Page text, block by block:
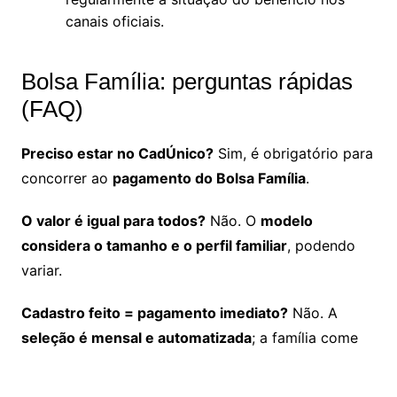
canais oficiais.
Bolsa Família: perguntas rápidas
(FAQ)
Preciso estar no CadÚnico?Sim, é obrigatório para
concorrer ao pagamento do Bolsa Família.
O valor é igual para todos?Não. O modelo
considera o tamanho e o perfil familiar, podendo
variar.
Cadastro feito = pagamento imediato?Não. A
seleção é mensal e automatizada; a família come